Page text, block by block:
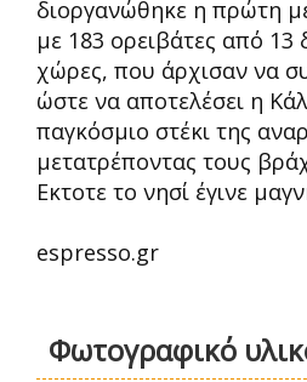
διοργανώθηκε η πρώτη
με 183 ορειβάτες από 13
χώρες, που άρχισαν να
ώστε να αποτελέσει η
παγκόσμιο στέκι της
μετατρέποντας τους
Εκτοτε το νησί έγινε
espresso.gr
Φωτογραφικό